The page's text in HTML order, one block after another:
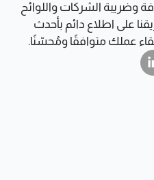
وضريبة الشركات واللوائح
على اطلاع دائم بأحدث
عملك متوافقًا ومُحسّنًا.